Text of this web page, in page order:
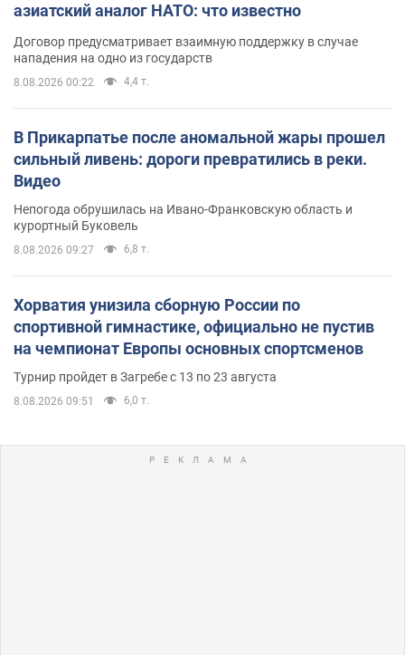
азиатский аналог НАТО: что известно
Договор предусматривает взаимную поддержку в случае
нападения на одно из государств
8.08.2026 00:22 4,4 т.
В Прикарпатье после аномальной жары прошел
сильный ливень: дороги превратились в реки.
Видео
Непогода обрушилась на Ивано-Франковскую область и
курортный Буковель
8.08.2026 09:27 6,8 т.
Хорватия унизила сборную России по
спортивной гимнастике, официально не пустив
на чемпионат Европы основных спортсменов
Турнир пройдет в Загребе с 13 по 23 августа
8.08.2026 09:51 6,0 т.